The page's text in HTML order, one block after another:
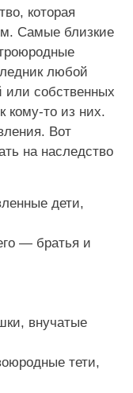
которая
Самые близкие
любой
или собственных
кому-то из них.
Вот
на наследство
дети,
— братья и
внучатые
тети,